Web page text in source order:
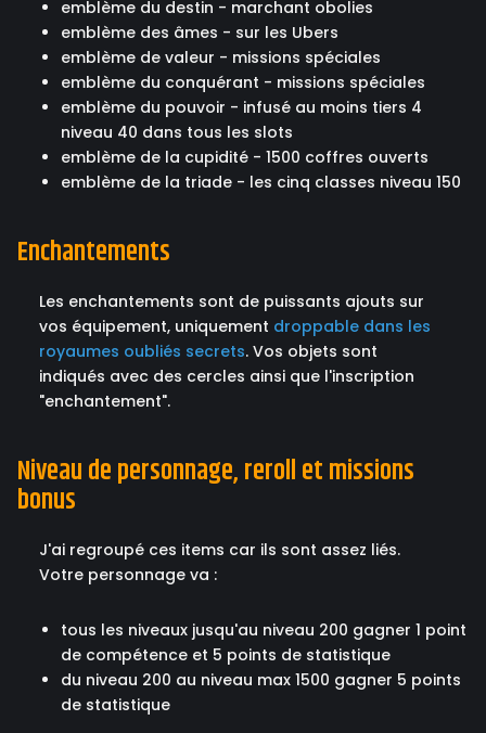
emblème du destin - marchant obolies
emblème des âmes - sur les Ubers
emblème de valeur - missions spéciales
emblème du conquérant - missions spéciales
emblème du pouvoir - infusé au moins tiers 4
niveau 40 dans tous les slots
emblème de la cupidité - 1500 coffres ouverts
emblème de la triade - les cinq classes niveau 150
Enchantements
Les enchantements sont de puissants ajouts sur
vos équipement, uniquement droppable dans les
royaumes oubliés secrets. Vos objets sont
indiqués avec des cercles ainsi que l'inscription
"enchantement".
Niveau de personnage, reroll et missions
bonus
J'ai regroupé ces items car ils sont assez liés.
Votre personnage va :
tous les niveaux jusqu'au niveau 200 gagner 1 point
de compétence et 5 points de statistique
du niveau 200 au niveau max 1500 gagner 5 points
de statistique